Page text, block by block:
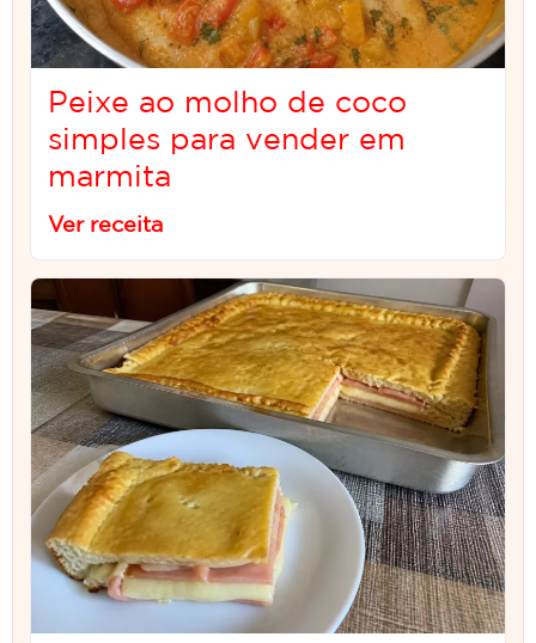
Peixe ao molho de coco
simples para vender em
marmita
Ver receita